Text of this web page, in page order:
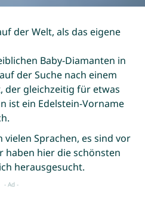
der Welt, als das eigene
Baby-Diamanten in
der Suche nach einem
der gleichzeitig für etwas
ist ein Edelstein-Vorname
Sprachen, es sind vor
haben hier die schönsten
herausgesucht.